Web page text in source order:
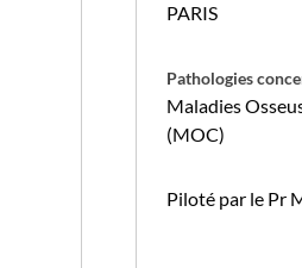
PARIS
Pathologies
Maladies
(MOC)
Piloté par le Pr